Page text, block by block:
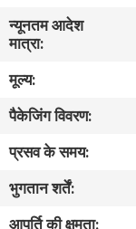
हमारे
बारे
में
कारखाना
भ्रमण
न्यूनतम आदेश
मात्रा:
मूल्य:
पैकेजिंग विवरण:
प्रसव के समय:
भुगतान शर्तें:
आपूर्ति की क्षमता: